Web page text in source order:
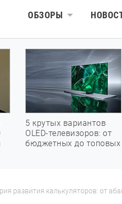
ОБЗОРЫ
5 крутых вариантов
OLED-телевизоров: от
бюджетных до топовых
развития калькуляторов: от